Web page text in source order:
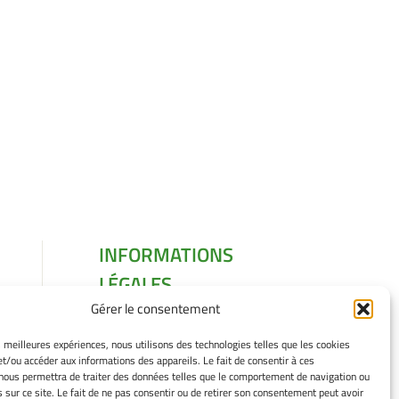
Gérer le consentement
expériences, nous utilisons des technologies telles que les cookies
ou accéder aux informations des appareils. Le fait de consentir à ces
permettra de traiter des données telles que le comportement de navigation ou
sur ce site. Le fait de ne pas consentir ou de retirer son consentement peut avoir
INFORMATIONS
LÉGALES
Mentions légales
Politique de cookies
Déclaration de